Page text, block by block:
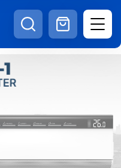
Отзывы
Оферта
Шоурум